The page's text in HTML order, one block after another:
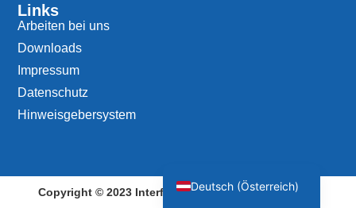
Links
Arbeiten bei uns
Downloads
Impressum
Datenschutz
Hinweisgebersystem
Copyright © 2023 Interface Wien. All rights reserved
Deutsch (Österreich)